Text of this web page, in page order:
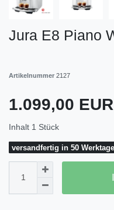
Jura E8 Piano
Artikelnummer 2127
1.099,00 EUR
Inhalt 1 Stück
versandfertig in 50